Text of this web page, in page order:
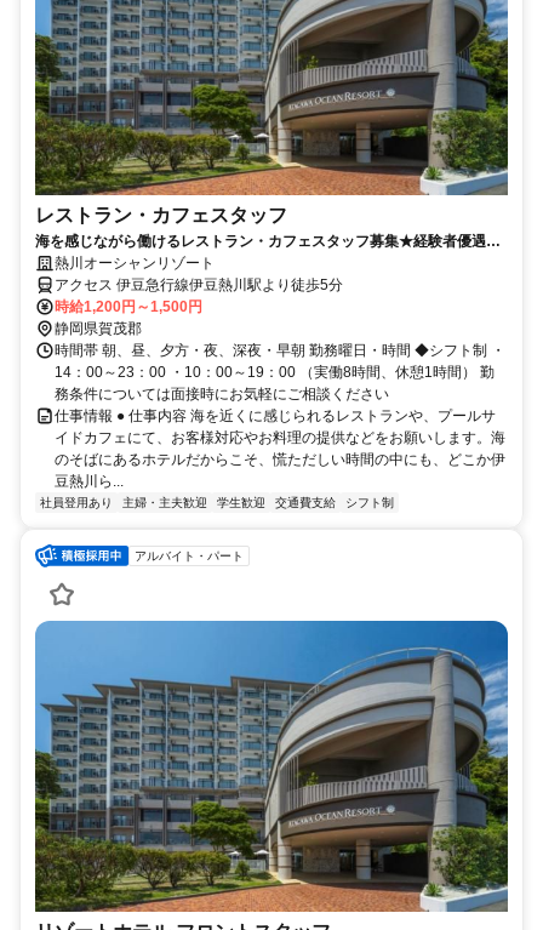
レストラン・カフェスタッフ
海を感じながら働けるレストラン・カフェスタッフ募集★経験者優遇・
未経験者歓迎
熱川オーシャンリゾート
アクセス 伊豆急行線伊豆熱川駅より徒歩5分
時給1,200円～1,500円
静岡県賀茂郡
時間帯 朝、昼、夕方・夜、深夜・早朝 勤務曜日・時間 ◆シフト制 ・
14：00～23：00 ・10：00～19：00 （実働8時間、休憩1時間） 勤
務条件については面接時にお気軽にご相談ください
仕事情報 ● 仕事内容 海を近くに感じられるレストランや、プールサ
イドカフェにて、お客様対応やお料理の提供などをお願いします。海
のそばにあるホテルだからこそ、慌ただしい時間の中にも、どこか伊
豆熱川ら...
社員登用あり 主婦・主夫歓迎 学生歓迎 交通費支給 シフト制
アルバイト・パート